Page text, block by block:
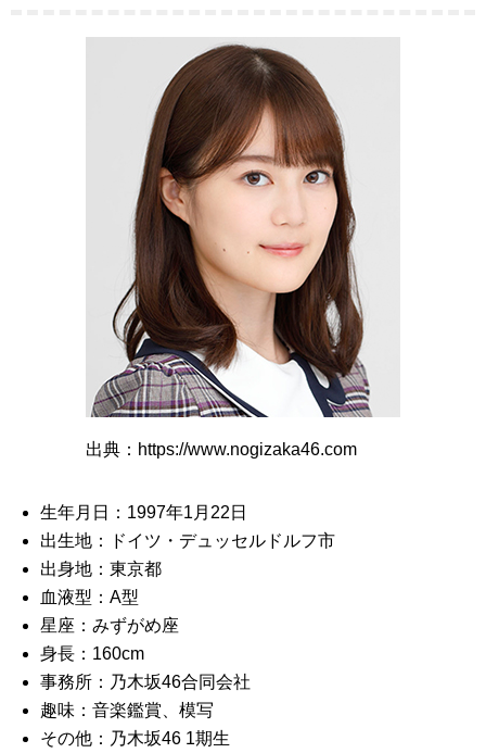
出典：https://www.nogizaka46.com
生年月日：1997年1月22日
出生地：ドイツ・デュッセルドルフ市
出身地：東京都
血液型：A型
星座：みずがめ座
身長：160cm
事務所：乃木坂46合同会社
趣味：音楽鑑賞、模写
その他：乃木坂46 1期生